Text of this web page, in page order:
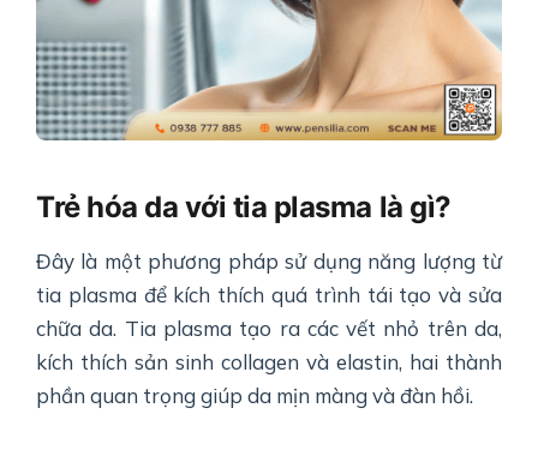
Trẻ hóa da với tia plasma là gì?
Đây là một phương pháp sử dụng năng lượng từ
tia plasma để kích thích quá trình tái tạo và sửa
chữa da. Tia plasma tạo ra các vết nhỏ trên da,
kích thích sản sinh collagen và elastin, hai thành
phần quan trọng giúp da mịn màng và đàn hồi.